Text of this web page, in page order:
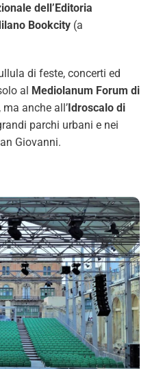
dell’Editoria
Bookcity (a
di feste, concerti ed
al
Mediolanum Forum di
, ma anche all’ Idroscalo di
parchi urbani e nei
Giovanni.